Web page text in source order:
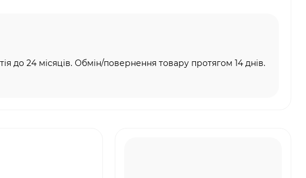
до 24 місяців. Обмін/повернення товару протягом 14 днів.